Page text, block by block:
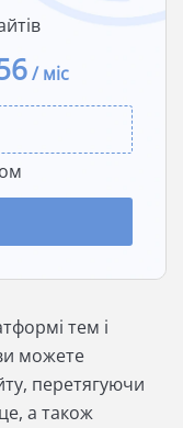
/ міс
тем і
можете
перетягуючи
а також